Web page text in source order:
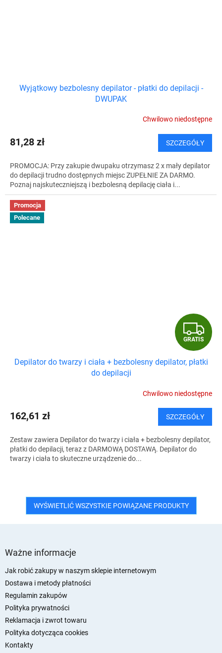
Wyjątkowy bezbolesny depilator - płatki do depilacji -
DWUPAK
Chwilowo niedostępne
81,28 zł SZCZEGÓŁY
PROMOCJA: Przy zakupie dwupaku otrzymasz 2 x mały depilator
do depilacji trudno dostępnych miejsc ZUPEŁNIE ZA DARMO.
Poznaj najskuteczniejszą i bezbolesną depilację ciała i...
Promocja
Polecane
G
R
A
T
I
S
GRATIS
Depilator do twarzy i ciała + bezbolesny depilator, płatki
do depilacji
Chwilowo niedostępne
162,61 zł SZCZEGÓŁY
Zestaw zawiera Depilator do twarzy i ciała + bezbolesny depilator,
płatki do depilacji, teraz z DARMOWĄ DOSTAWĄ. Depilator do
twarzy i ciała to skuteczne urządzenie do...
WYŚWIETLIĆ WSZYSTKIE POWIĄZANE PRODUKTY
Ważne informacje
Jak robić zakupy w naszym sklepie internetowym
Dostawa i metody płatności
Regulamin zakupów
Polityka prywatności
Reklamacja i zwrot towaru
Polityka dotycząca cookies
Kontakty